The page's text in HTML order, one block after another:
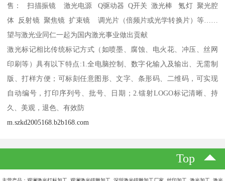
售： 扫描振镜 激光电源 Q驱动器 Q开关 激光棒 氪灯 聚光腔
体 反射镜 聚焦镜 扩束镜 调光片（倍频片或光学转换片）等……
望与激光业同仁一起为国内激光事业做出贡献
激光标记相比传统标记方式（如喷墨、腐蚀、电火花、冲压、丝网
印刷等）具有以下特点:1.全电脑控制、数字化输入及输出、无需制
版、打样方便；可标刻任意图形、文字、条形码、二维码，可实现
自动编号，打印序列号、批号、日期；2.镭射LOGO标记清晰、持
久、美观，退色、有效防
m.szkd2005168.b2b168.com
Top